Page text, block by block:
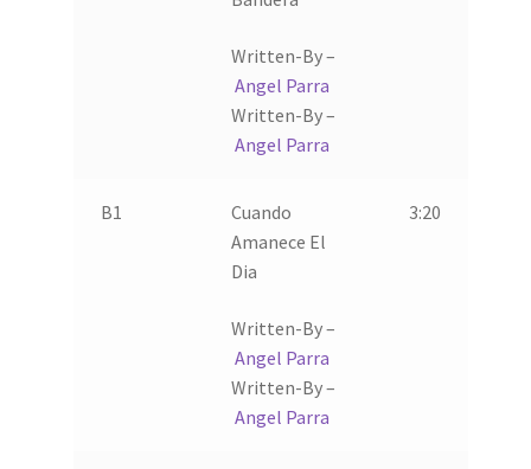
Written-By –
Angel Parra
Written-By –
Angel Parra
B1
Cuando
Amanece El
Dia
Written-By –
Angel Parra
Written-By –
Angel Parra
3:20